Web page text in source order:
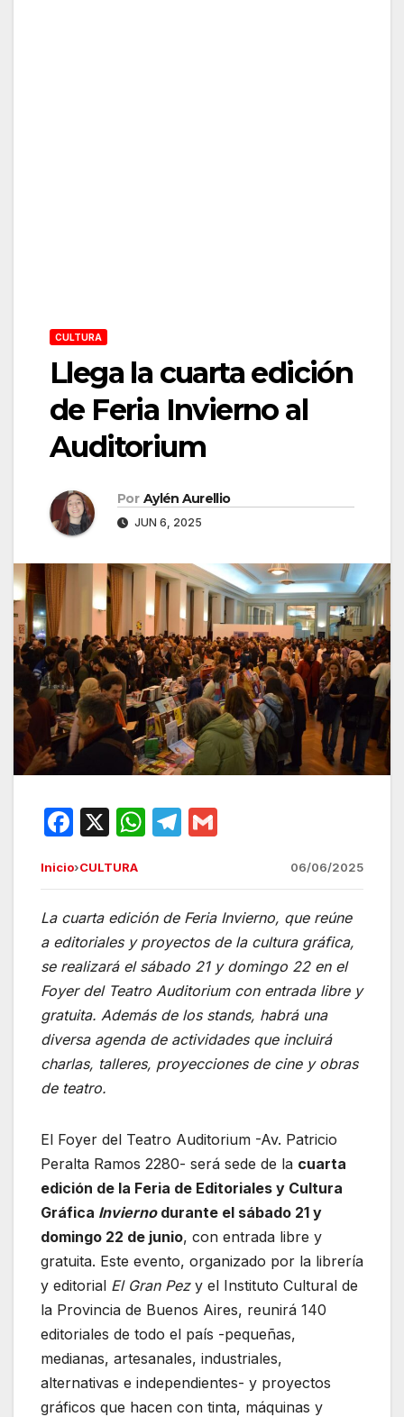
CULTURA
Llega la cuarta edición
de Feria Invierno al
Auditorium
Por Aylén Aurellio
JUN 6, 2025
F
c
e
b
o
o
k
X
W
at
s
A
p
p
T
e
gr
a
m
ail
Inicio›CULTURA 06/06/2025
La cuarta edición de Feria Invierno, que reúne
a editoriales y proyectos de la cultura gráfica,
se realizará el sábado 21 y domingo 22 en el
Foyer del Teatro Auditorium con entrada libre y
gratuita. Además de los stands, habrá una
diversa agenda de actividades que incluirá
charlas, talleres, proyecciones de cine y obras
de teatro.
El Foyer del Teatro Auditorium -Av. Patricio
Peralta Ramos 2280- será sede de la cuarta
edición de la Feria de Editoriales y Cultura
Gráfica Inviernodurante el sábado 21 y
domingo 22 de junio, con entrada libre y
gratuita. Este evento, organizado por la librería
y editorial El Gran Pezy el Instituto Cultural de
la Provincia de Buenos Aires, reunirá 140
editoriales de todo el país -pequeñas,
medianas, artesanales, industriales,
alternativas e independientes- y proyectos
gráficos que hacen con tinta, máquinas y